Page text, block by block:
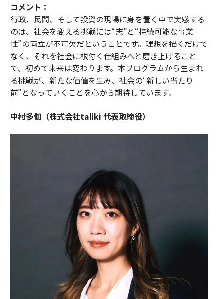
コメント：
行政、民間、そして投資の現場に身を置く中で実感する
のは、社会を変える挑戦には“志”と“持続可能な事業
性”の両立が不可欠だということです。理想を描くだけで
なく、それを社会に根付く仕組みへと磨き上げること
で、初めて未来は変わります。本プログラムから生まれ
る挑戦が、新たな価値を生み、社会の“新しい当たり
前”となっていくことを心から期待しています。
中村多伽（株式会社taliki 代表取締役）